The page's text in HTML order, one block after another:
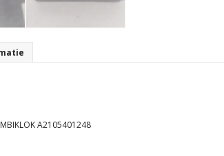
A2105401248